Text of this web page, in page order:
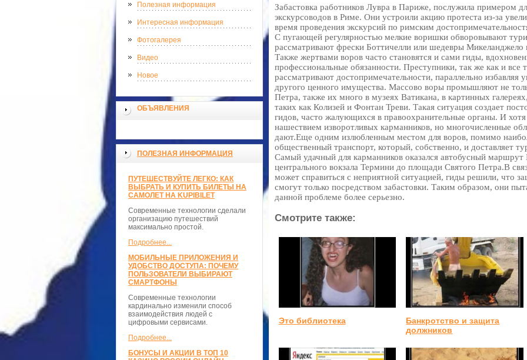
Полезная информация
Интересная информация
Фотогалерея
Видео
Новое
ОБЪЯВЛЕНИЯ
ПОЛЕЗНАЯ ИНФОРМАЦИЯ
ПУТЕШЕСТВУЙТЕ ЛЕГКО: КАК
ВЫБРАТЬ И КУПИТЬ БИЛЕТЫ НА
САМОЛЕТ НА KUPIBILET
Современные технологии сделали
организацию путешествий
максимально простой.
Подробнее...
МОБИЛЬНЫЕ ПРИЛОЖЕНИЯ И
УДОБСТВО ДОСТУПА: ПОЧЕМУ
ПОЛЬЗОВАТЕЛИ ВЫБИРАЮТ
СМАРТФОНЫ
Современные технологии
кардинально изменили способ
взаимодействия людей с
цифровыми сервисами.
Подробнее...
БОНУСЫ И АКЦИИ В ТОП 10
Забастовка работников Лувра в Париже, послужила примером
экскурсоводов в Риме. Они устроили акцию протеста из-за
время проведения экскурсий по римским
С пугающей регулярностью мелкие воришки обворовывают
рассматривают фрески Боттичелли или шедевры Микеланджело
Также жертвами воров часто становятся и сами гиды,
профессиональные обязанности. Преступники, так же как и все
рассматривают достопримечательности, параллельно избавляя
другого ценного имущества. Массово воры промышляют не
Петра, также их много в музеях Ватикана, в картинных
таких как Колизей и Фонтан Треви. Такая ситуация создает
гидов, часто жалующихся в правоохранительные органы. И
нашествием изворотливых карманников, но многочисленные
дают.Еще одним излюбленным местом для воров, помимо
общественный транспорт, который, собственно, и доставляет
Самый удачный для карманников оказался автобусный
центрального вокзала Термини до площади Святого Петра.В
может справиться с неприятной ситуацией, гиды решили, что
смогут только посредством забастовки. Таким образом, они
данной проблеме более серьезно.
Смотрите также:
Это библиотека
Банкротство и защита
должников